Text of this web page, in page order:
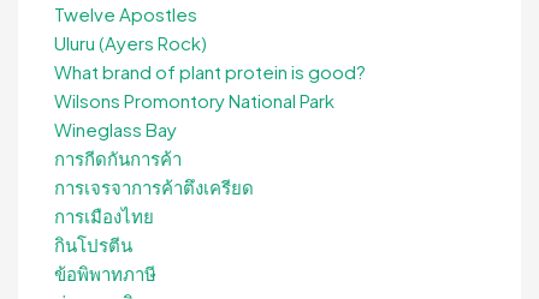
Twelve Apostles
Uluru (Ayers Rock)
What brand of plant protein is good?
Wilsons Promontory National Park
Wineglass Bay
การกีดกันการค้า
การเจรจาการค้าตึงเครียด
การเมืองไทย
กินโปรตีน
ข้อพิพาทภาษี